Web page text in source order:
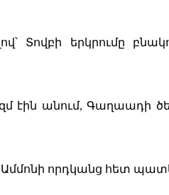
Տովբի երկրումը
էին անում, Գաղաադի
Ամմոնի որդկանց հետ